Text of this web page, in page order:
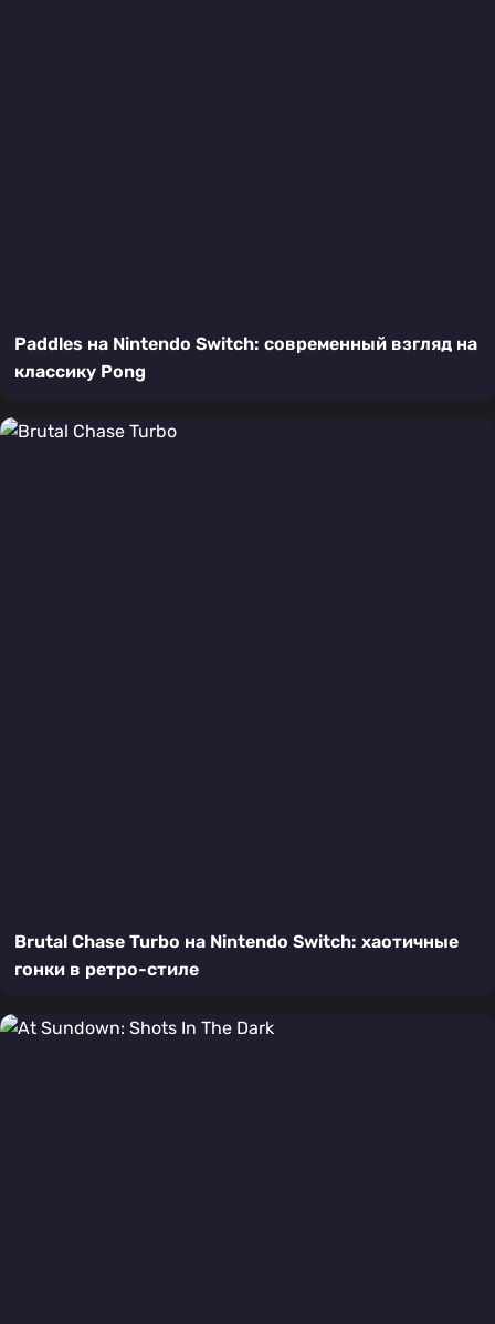
Paddles на Nintendo Switch: современный взгляд на
классику Pong
Brutal Chase Turbo на Nintendo Switch: хаотичные
гонки в ретро-стиле